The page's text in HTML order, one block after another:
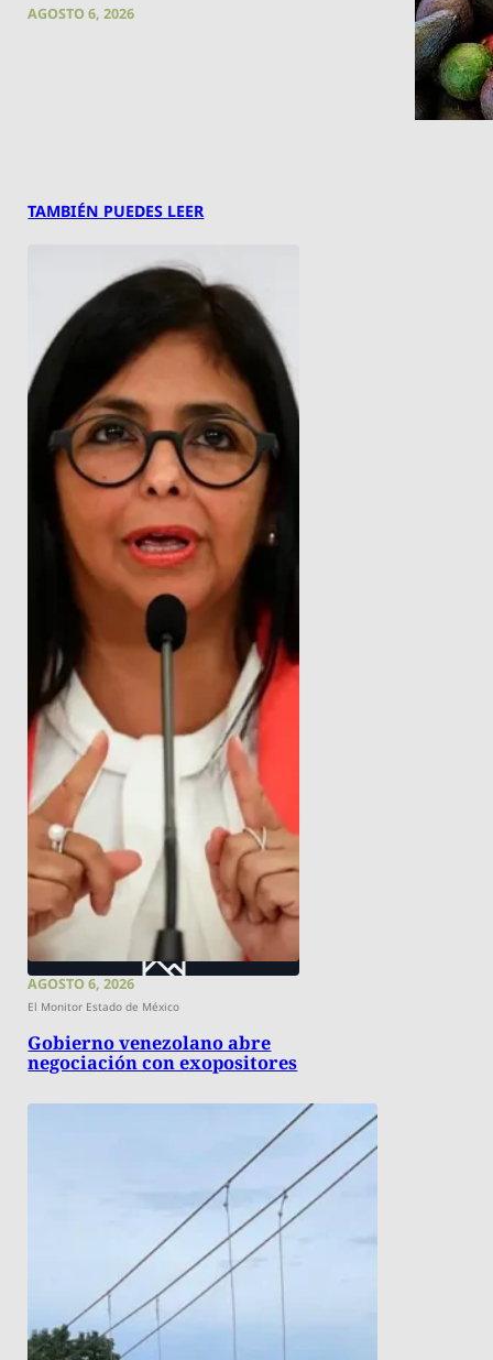
AGOSTO 6, 2026
TAMBIÉN PUEDES LEER
AGOSTO 6, 2026
El Monitor Estado de México
Gobierno venezolano abre
negociación con exopositores